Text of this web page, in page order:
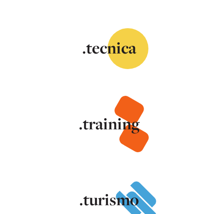
.tecnica
.training
.turismo